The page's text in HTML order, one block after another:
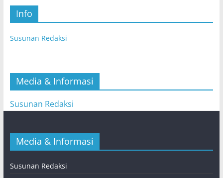
Info
Susunan Redaksi
Media & Informasi
Susunan Redaksi
Media & Informasi
Susunan Redaksi